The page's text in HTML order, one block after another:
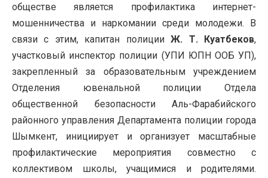
обществе является профилактика интернет-
мошенничества и наркомании среди молодежи. В
связи с этим, капитан полицииЖ. Т. Куатбеков,
участковый инспектор полиции (УПИ ЮПН ООБ УП),
закрепленный за образовательным учреждением
Отделения ювенальной полиции Отдела
общественной безопасности Аль-Фарабийского
районного управления Департамента полиции города
Шымкент, инициирует и организует масштабные
профилактические мероприятия совместно с
коллективом школы, учащимися и родителями.